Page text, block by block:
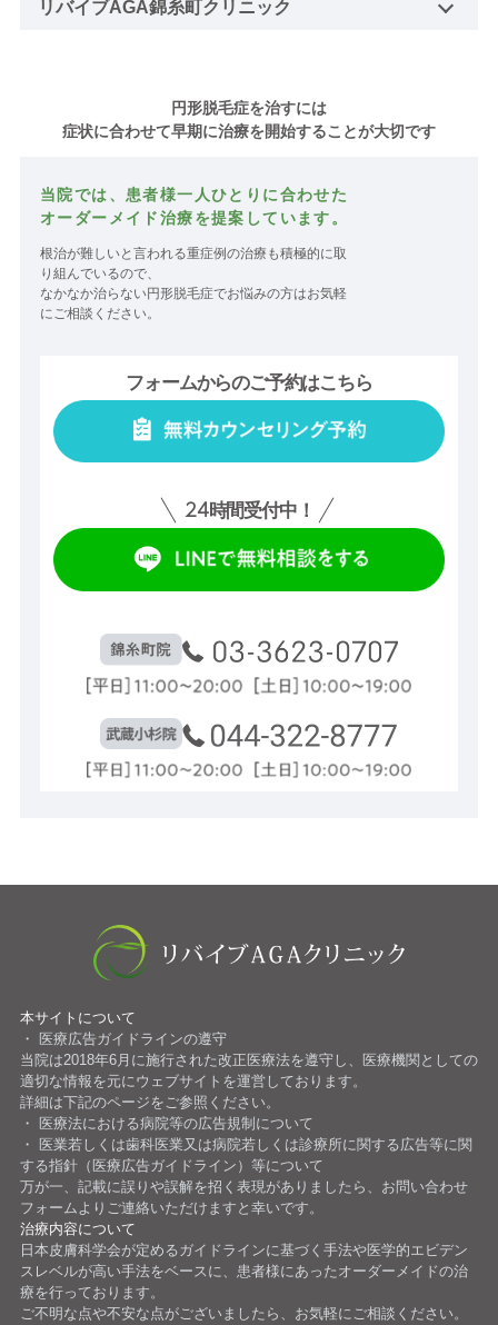
リバイブAGA錦糸町クリニック
円形脱毛症を治すには
症状に合わせて早期に治療を開始することが大切です
当院では、患者様一人ひとりに合わせた
オーダーメイド治療を提案しています。
根治が難しいと言われる重症例の治療も積極的に取
り組んでいるので、
なかなか治らない円形脱毛症でお悩みの方はお気軽
にご相談ください。
フォームからのご予約はこちら
24時間受付中！
本サイトについて
医療広告ガイドラインの遵守
当院は2018年6月に施行された改正医療法を遵守し、医療機関としての
適切な情報を元にウェブサイトを運営しております。
詳細は下記のページをご参照ください。
医療法における病院等の広告規制について
医業若しくは歯科医業又は病院若しくは診療所に関する広告等に関
する指針（医療広告ガイドライン）等について
万が一、記載に誤りや誤解を招く表現がありましたら、お問い合わせ
フォームよりご連絡いただけますと幸いです。
治療内容について
日本皮膚科学会が定めるガイドラインに基づく手法や医学的エビデン
スレベルが高い手法をベースに、患者様にあったオーダーメイドの治
療を行っております。
ご不明な点や不安な点がございましたら、お気軽にご相談ください。